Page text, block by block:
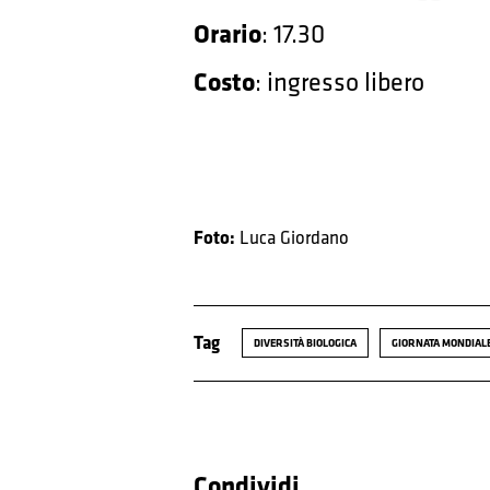
Orario: 17.30
Costo: ingresso libero
Foto: Luca Giordano
Tag DIVERSITÀ BIOLOGICA GIORNATA